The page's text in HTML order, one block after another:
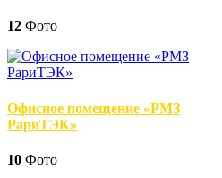
12 Фото
Офисное помещение «РМЗ
РариТЭК»
10 Фото